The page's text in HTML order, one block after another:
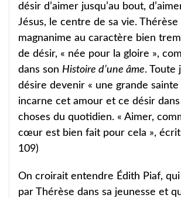
désir d’aimer jusqu’au bout,
Jésus, le centre de sa vie.
magnanime au caractère bien
de désir, « née pour la gloire »,
dans son Histoire d’une âme. Toute
désire devenir « une grande sainte
incarne cet amour et ce désir
choses du quotidien. « Aimer,
cœur est bien fait pour cela »,
109)
On croirait entendre Édith Piaf,
par Thérèse dans sa jeunesse et